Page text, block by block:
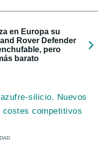
en Europa su
Rover Defender
pero
barato
silicio. Nuevos
costes competitivos